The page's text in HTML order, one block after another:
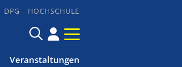
DPG HOCHSCHULE
Veranstaltungen